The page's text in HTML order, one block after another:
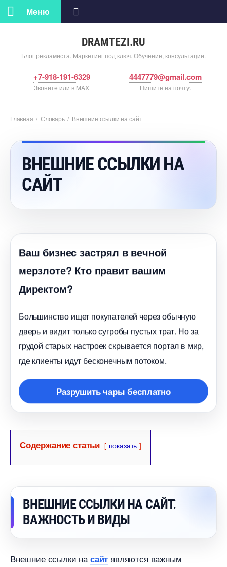
DRAMTEZI.RU
Блог рекламиста. Маркетинг под ключ. Обучение, консультации.
Меню
+7-918-191-6329
Звоните или в MAX
4447779@gmail.com
Пишите на почту.
Главная / Словарь/ нешние ссылки на сайт
НЕШНИЕ ССЫЛКИ НА
САЙТ
аш бизнес застрял в вечной
мерзлоте? Кто правит вашим
Директом?
Большинство ищет покупателей через обычную
дверь и видит только сугробы пустых трат. Но за
рудой старых настроек скрывается портал в мир,
де клиенты идут бесконечным потоком.
Разрушить чары бесплатно
Содержание статьи показать
НЕШНИЕ ССЫЛКИ НА САЙТ⁚
АЖНОСТЬ И ВИДЫ
нешние ссылки насайт являются важным